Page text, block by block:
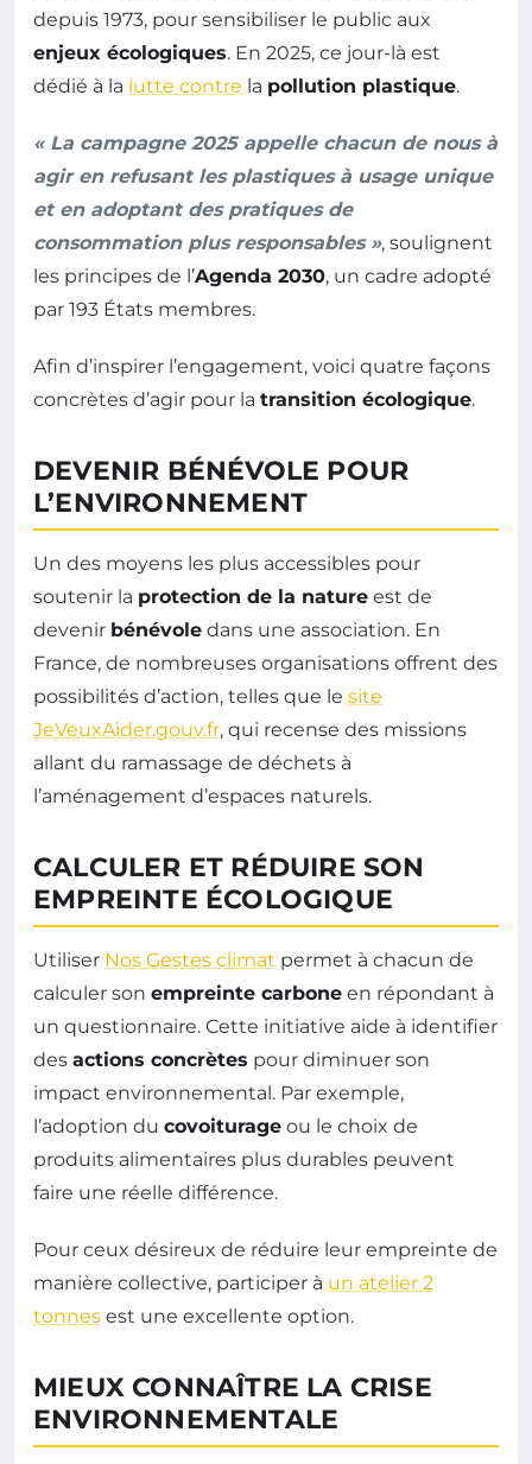
depuis 1973, pour sensibiliser le public aux
enjeux écologiques. En 2025, ce jour-là est
dédié à la lutte contre la pollution plastique.
« La campagne 2025 appelle chacun de nous à
agir en refusant les plastiques à usage unique
et en adoptant des pratiques de
consommation plus responsables », soulignent
les principes de l’Agenda 2030, un cadre adopté
par 193 États membres.
Afin d’inspirer l’engagement, voici quatre façons
concrètes d’agir pour la transition écologique.
DEVENIR BÉNÉVOLE POUR
L’ENVIRONNEMENT
Un des moyens les plus accessibles pour
soutenir la protection de la nature est de
devenir bénévole dans une association. En
France, de nombreuses organisations offrent des
possibilités d’action, telles que le site
JeVeuxAider.gouv.fr, qui recense des missions
allant du ramassage de déchets à
l’aménagement d’espaces naturels.
CALCULER ET RÉDUIRE SON
EMPREINTE ÉCOLOGIQUE
Utiliser Nos Gestes climat permet à chacun de
calculer son empreinte carbone en répondant à
un questionnaire. Cette initiative aide à identifier
des actions concrètes pour diminuer son
impact environnemental. Par exemple,
l’adoption du covoiturage ou le choix de
produits alimentaires plus durables peuvent
faire une réelle différence.
Pour ceux désireux de réduire leur empreinte de
manière collective, participer à un atelier 2
tonnes est une excellente option.
MIEUX CONNAÎTRE LA CRISE
ENVIRONNEMENTALE